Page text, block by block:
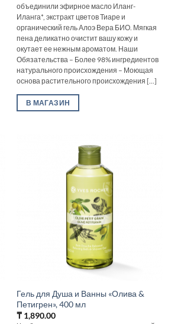
объединили эфирное масло Иланг-
Иланга*, экстракт цветов Тиаре и
органический гель Алоэ Вера БИО. Мягкая
пена деликатно очистит вашу кожу и
окутает ее нежным ароматом. Наши
Обязательства – Более 98% ингредиентов
натурального происхождения – Моющая
основа растительного происхождения [...]
В МАГАЗИН
Гель для Душа и Ванны «Олива &
Петигрен», 400 мл
₸ 1,890.00